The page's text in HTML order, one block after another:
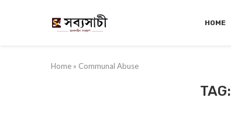
HOME
Home » Communal Abuse
TAG: